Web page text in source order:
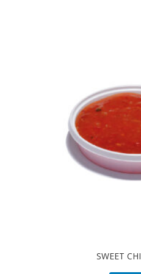
SWEET